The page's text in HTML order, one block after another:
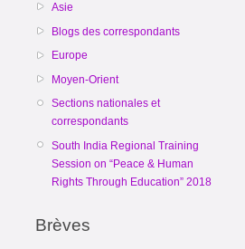
Asie
Blogs des correspondants
Europe
Moyen-Orient
Sections nationales et
correspondants
South India Regional Training
Session on “Peace & Human
Rights Through Education” 2018
Brèves